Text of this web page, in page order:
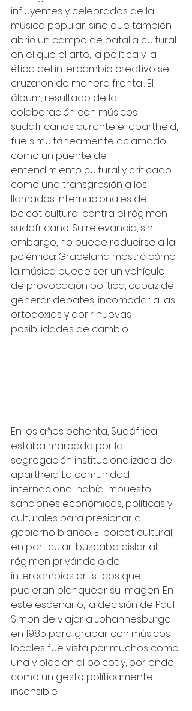
influyentes y celebrados de la
música popular, sino que también
abrió un campo de batalla cultural
en el que el arte, la política y la
ética del intercambio creativo se
cruzaron de manera frontal. El
álbum, resultado de la
colaboración con músicos
sudafricanos durante el apartheid,
fue simultáneamente aclamado
como un puente de
entendimiento cultural y criticado
como una transgresión a los
llamados internacionales de
boicot cultural contra el régimen
sudafricano. Su relevancia, sin
embargo, no puede reducirse a la
polémica: Graceland mostró cómo
la música puede ser un vehículo
de provocación política, capaz de
generar debates, incomodar a las
ortodoxias y abrir nuevas
posibilidades de cambio.
En los años ochenta, Sudáfrica
estaba marcada por la
segregación institucionalizada del
apartheid. La comunidad
internacional había impuesto
sanciones económicas, políticas y
culturales para presionar al
gobierno blanco. El boicot cultural,
en particular, buscaba aislar al
régimen privándolo de
intercambios artísticos que
pudieran blanquear su imagen. En
este escenario, la decisión de Paul
Simon de viajar a Johannesburgo
en 1985 para grabar con músicos
locales fue vista por muchos como
una violación al boicot y, por ende,
como un gesto políticamente
insensible.